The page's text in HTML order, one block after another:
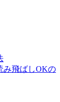
み飛ばしOKの